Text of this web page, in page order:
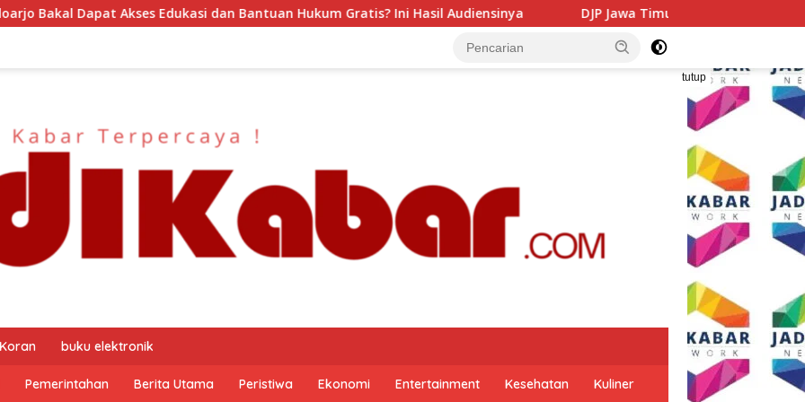
Bantuan Hukum Gratis? Ini Hasil Audiensinya DJP Jawa Timur Gandeng GP Ansor Tingkatkan Literasi Pajak dan
tutup
buku elektronik
Pemerintahan Berita Utama Peristiwa Ekonomi Entertainment Kesehatan Kuliner